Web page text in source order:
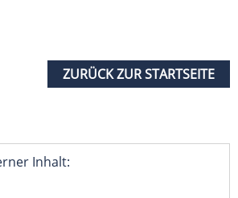
ZURÜCK ZUR STARTSEITE
Inhalt: